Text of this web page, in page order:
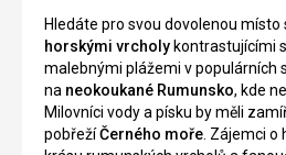
skále.
Impozantní
stavba
zaujme
celou
postavena
mezi
lety
1211
1225.
Hledáte pro svou dovolenou místo
horskými vrcholy kontrastujícími
malebnými plážemi v populárních
na neokoukané Rumunsko, kde
Milovníci vody a písku by měli
pobřežíČerného moře . Zájemci